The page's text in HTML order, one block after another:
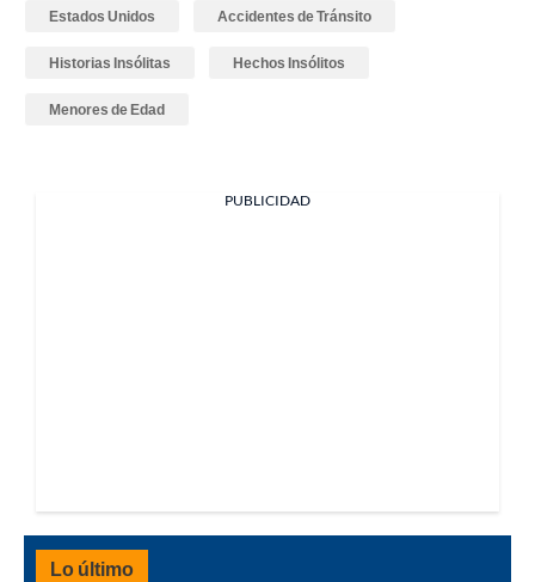
Estados Unidos Accidentes de Tránsito
Historias Insólitas Hechos Insólitos
Menores de Edad
PUBLICIDAD
Lo último